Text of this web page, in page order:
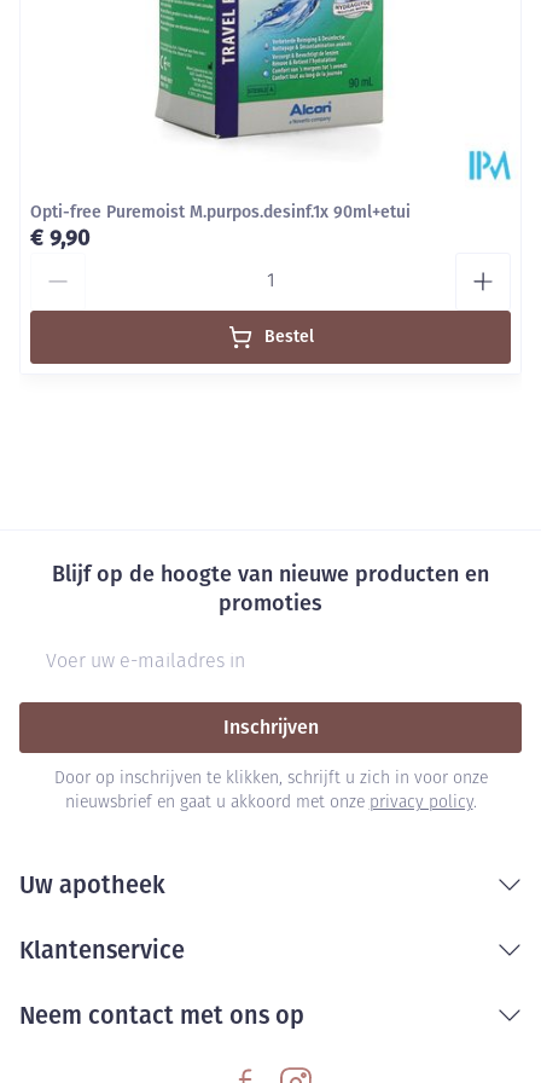
Opti-free Puremoist M.purpos.desinf.1x 90ml+etui
€ 9,90
Bestel
Blijf op de hoogte van nieuwe producten en
promoties
Inschrijven
Door op inschrijven te klikken, schrijft u zich in voor onze
nieuwsbrief en gaat u akkoord met onze privacy policy.
Uw apotheek
Klantenservice
Neem contact met ons op